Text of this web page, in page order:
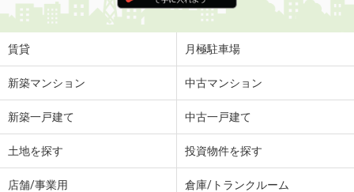
賃貸 月極駐車場
新築マンション 中古マンション
新築一戸建て 中古一戸建て
土地を探す 投資物件を探す
店舗/事業用 倉庫/トランクルーム